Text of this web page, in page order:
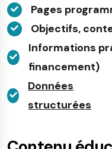
Pages
Objectifs,
Informations
financement)
Données
structurées